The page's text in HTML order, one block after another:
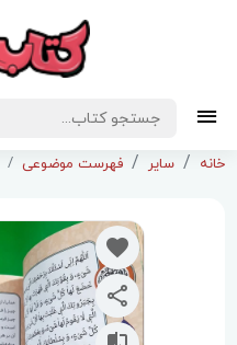
خانه سایر فهرست موضوعی